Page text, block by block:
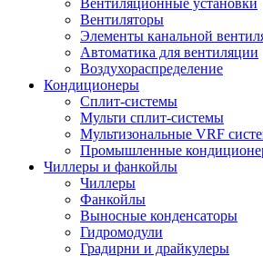
Вентиляторы
Элементы канальной
Автоматика для вентиляции
Воздухораспределение
Кондиционеры
Сплит-системы
Мульти сплит-системы
Мультизональные VRF
Промышленные
Чиллеры и фанкойлы
Чиллеры
Фанкойлы
Выносные конденсаторы
Гидромодули
Градирни и драйкулеры